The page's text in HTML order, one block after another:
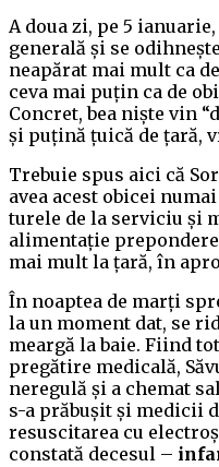
A doua zi, pe 5
generală și se
neapărat mai mult ca
ceva mai puțin ca de
Concret, bea niște vin
și puțină țuică de țară,
Trebuie spus aici că
avea acest obicei
turele de la serviciu și
alimentație
mai mult la țară, în
În noaptea de marți
la un moment dat, se
meargă la baie. Fiind
pregătire medicală,
neregulă și a chemat
s-a prăbușit și medicii
resuscitarea cu
constată decesul –